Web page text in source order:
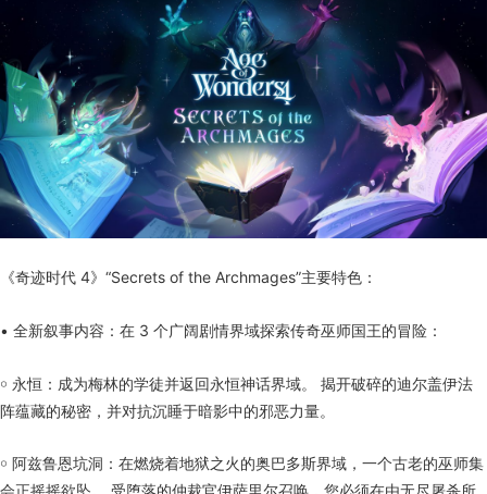
《奇迹时代 4》“Secrets of the Archmages”主要特色：
• 全新叙事内容：在 3 个广阔剧情界域探索传奇巫师国王的冒险：
￮ 永恒：成为梅林的学徒并返回永恒神话界域。 揭开破碎的迪尔盖伊法
阵蕴藏的秘密，并对抗沉睡于暗影中的邪恶力量。
￮ 阿兹鲁恩坑洞：在燃烧着地狱之火的奥巴多斯界域，一个古老的巫师集